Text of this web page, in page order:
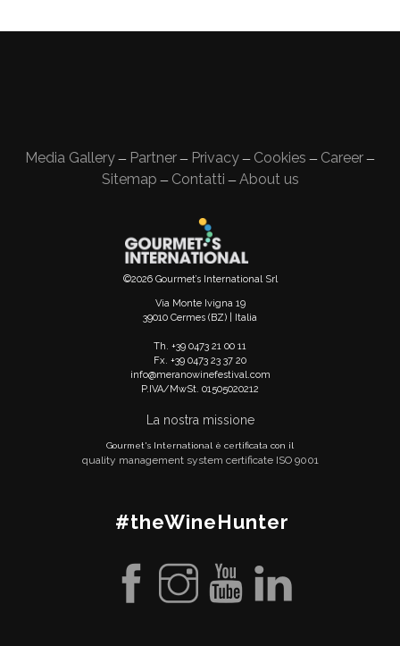
Media Gallery — Partner — Privacy — Cookies — Career —
Sitemap — Contatti — About us
©2026 Gourmet’s International Srl
Via Monte Ivigna 19
39010 Cermes (BZ) | Italia
Th. +39 0473 21 00 11
Fx. +39 0473 23 37 20
info@meranowinefestival.com
P.IVA/MwSt. 01505020212
La nostra missione
Gourmet's International è certificata con il
quality management system certificate ISO 9001
#theWineHunter